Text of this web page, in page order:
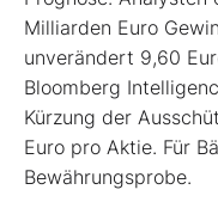
Milliarden Euro
unverändert 9,60
Bloomberg
Kürzung der
Euro pro Aktie. Für
Bewährungsprobe.